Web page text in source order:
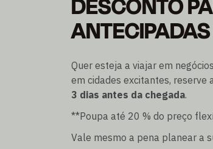
Poupe até 20% no preço Flex
Pode ser reservado até 3 dias antes
ANTECIPADAS
Quer esteja a viajar em
em cidades excitantes, reserve
3 dias antes da chegada.
**Poupa até 20 % do preço
Vale mesmo a pena planear a